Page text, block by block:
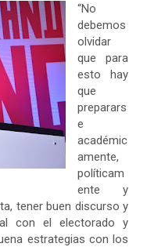
“No
debemos
olvidar
que para
esto hay
que
preparars
e
académic
amente,
políticam
ente y
tener buen discurso y
con el electorado y
estrategias con los